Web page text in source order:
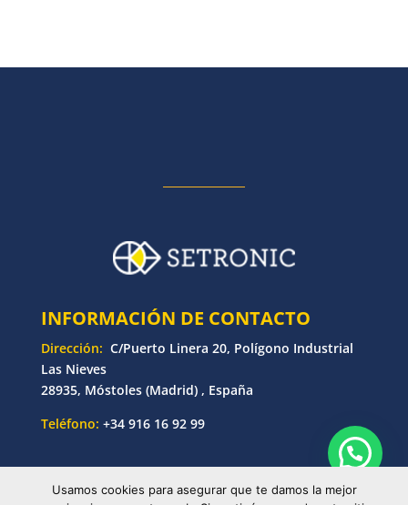
INFORMACIÓN DE CONTACTO
Dirección: C/Puerto Linera 20, Polígono Industrial
Las Nieves
28935, Móstoles (Madrid) , España
Teléfono: +34 916 16 92 99
© Copyright 2025 Setronic | Desarrollado por
Usamos cookies para asegurar que te damos la mejor